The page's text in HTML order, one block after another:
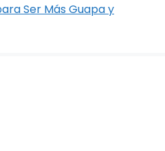
Ser Más Guapa y